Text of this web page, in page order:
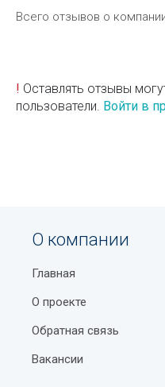
Всего отзывов о
! Оставлять отзывы
пользователи. Войти в
О компании
Главная
О проекте
Обратная связь
Вакансии